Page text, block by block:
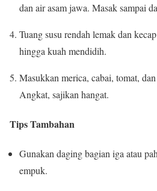
dan air asam jawa. Masak sampai
Tuang susu rendah lemak dan
hingga kuah mendidih.
Masukkan merica, cabai, tomat,
Angkat, sajikan hangat.
Tips Tambahan
Gunakan daging bagian iga atau
empuk.